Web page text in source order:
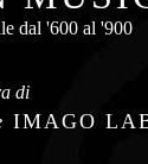
dal '600 al '900
di
IMAGO